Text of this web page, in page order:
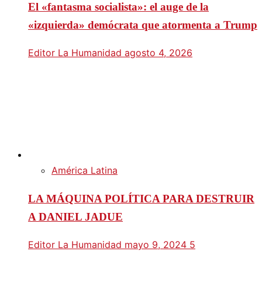
El «fantasma socialista»: el auge de la
«izquierda» demócrata que atormenta a Trump
Editor La Humanidad agosto 4, 2026
América Latina
LA MÁQUINA POLÍTICA PARA DESTRUIR
A DANIEL JADUE
Editor La Humanidad mayo 9, 2024 5